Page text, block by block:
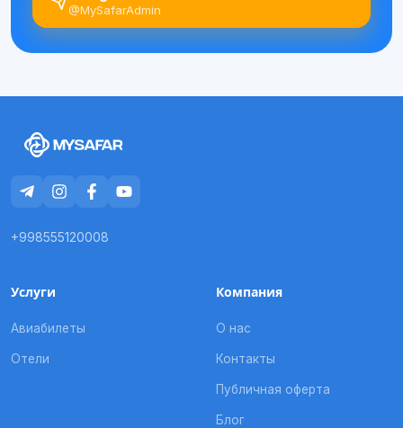
@MySafarAdmin
+998555120008
Услуги
Авиабилеты
Отели
Компания
О нас
Контакты
Публичная оферта
Блог